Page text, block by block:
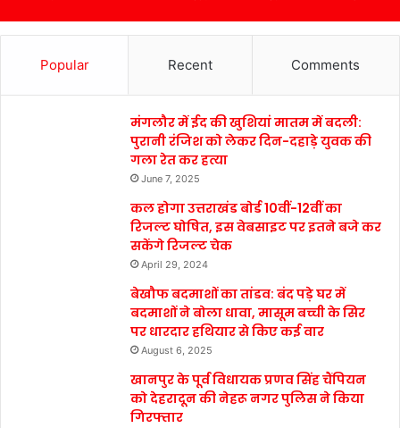
Popular Recent Comments
मंगलौर में ईद की खुशियां मातम में बदली:
पुरानी रंजिश को लेकर दिन-दहाड़े युवक की
गला रेत कर हत्या
June 7, 2025
कल होगा उत्तराखंड बोर्ड 10वीं-12वीं का
रिजल्ट घोषित, इस वेबसाइट पर इतने बजे कर
सकेंगे रिजल्ट चेक
April 29, 2024
बेखौफ बदमाशों का तांडव: बंद पड़े घर में
बदमाशों ने बोला धावा, मासूम बच्ची के सिर
पर धारदार हथियार से किए कई वार
August 6, 2025
खानपुर के पूर्व विधायक प्रणव सिंह चैंपियन
को देहरादून की नेहरू नगर पुलिस ने किया
गिरफ्तार